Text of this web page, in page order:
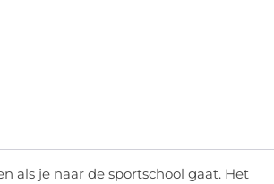
als je naar de sportschool gaat. Het